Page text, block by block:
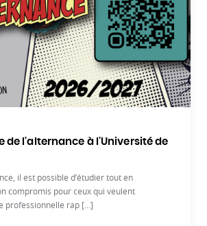
de l'alternance à l'Université de
il est possible d’étudier tout en
compromis pour ceux qui veulent
professionnelle rap [...]